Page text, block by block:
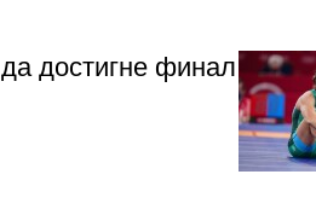
достигне финал